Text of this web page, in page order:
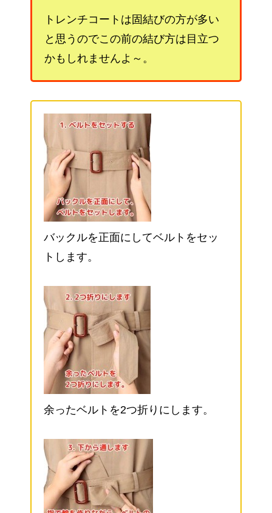
トレンチコートは固結びの方が多い
と思うのでこの前の結び方は目立つ
かもしれませんよ～。
バックルを正面にしてベルトをセッ
トします。
余ったベルトを2つ折りにします。